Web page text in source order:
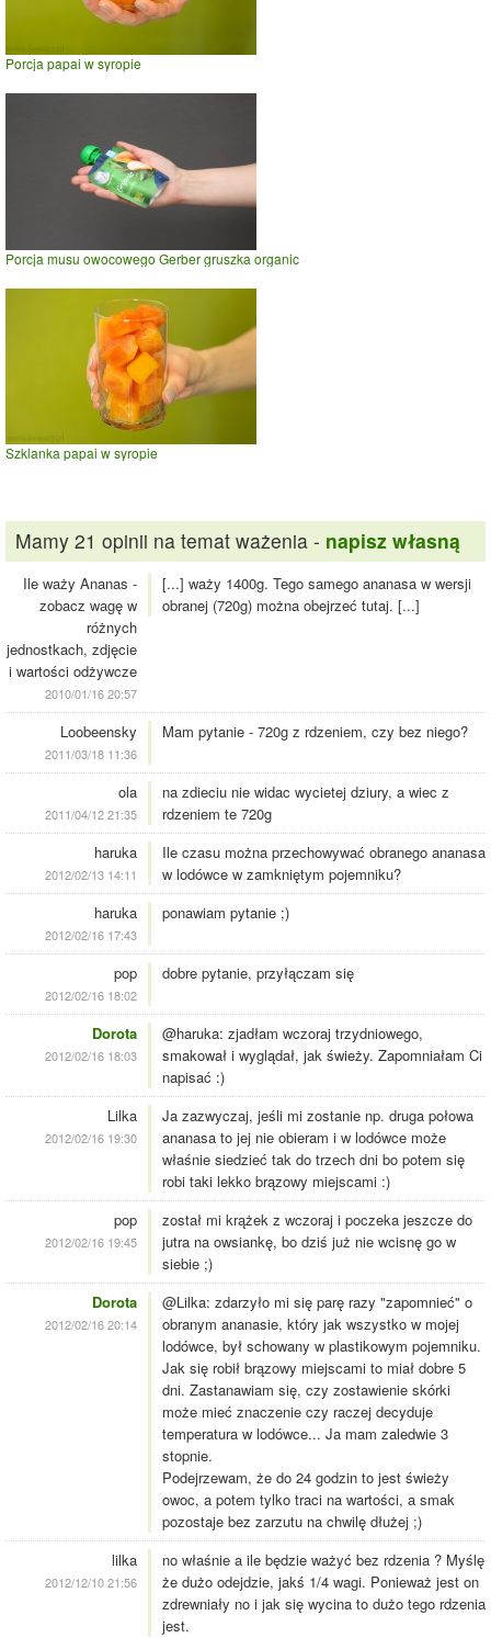
Porcja papai w syropie
Porcja musu owocowego Gerber gruszka organic
Szklanka papai w syropie
Mamy 21 opinii na temat ważenia - napisz własną
Ile waży Ananas -
zobacz wagę w
różnych
jednostkach, zdjęcie
i wartości odżywcze
2010/01/16 20:57
[...] waży 1400g. Tego samego ananasa w wersji
obranej (720g) można obejrzeć tutaj. [...]
Loobeensky
2011/03/18 11:36
Mam pytanie - 720g z rdzeniem, czy bez niego?
ola
2011/04/12 21:35
na zdieciu nie widac wycietej dziury, a wiec z
rdzeniem te 720g
haruka
2012/02/13 14:11
Ile czasu można przechowywać obranego ananasa
w lodówce w zamkniętym pojemniku?
haruka
2012/02/16 17:43
ponawiam pytanie ;)
pop
2012/02/16 18:02
dobre pytanie, przyłączam się
Dorota
2012/02/16 18:03
@haruka: zjadłam wczoraj trzydniowego,
smakował i wyglądał, jak świeży. Zapomniałam Ci
napisać :)
Lilka
2012/02/16 19:30
Ja zazwyczaj, jeśli mi zostanie np. druga połowa
ananasa to jej nie obieram i w lodówce może
właśnie siedzieć tak do trzech dni bo potem się
robi taki lekko brązowy miejscami :)
pop
2012/02/16 19:45
został mi krążek z wczoraj i poczeka jeszcze do
jutra na owsiankę, bo dziś już nie wcisnę go w
siebie ;)
Dorota
2012/02/16 20:14
@Lilka: zdarzyło mi się parę razy "zapomnieć" o
obranym ananasie, który jak wszystko w mojej
lodówce, był schowany w plastikowym pojemniku.
Jak się robił brązowy miejscami to miał dobre 5
dni. Zastanawiam się, czy zostawienie skórki
może mieć znaczenie czy raczej decyduje
temperatura w lodówce... Ja mam zaledwie 3
stopnie.
Podejrzewam, że do 24 godzin to jest świeży
owoc, a potem tylko traci na wartości, a smak
pozostaje bez zarzutu na chwilę dłużej ;)
lilka
2012/12/10 21:56
no właśnie a ile będzie ważyć bez rdzenia ? Myślę
że dużo odejdzie, jakś 1/4 wagi. Ponieważ jest on
zdrewniały no i jak się wycina to dużo tego rdzenia
jest.